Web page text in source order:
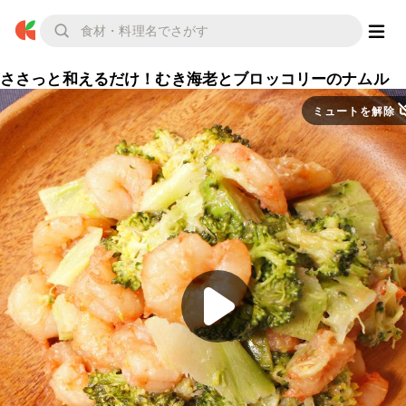
ささっと和えるだけ！むき海老とブロッコリーのナムル
ミュートを解除